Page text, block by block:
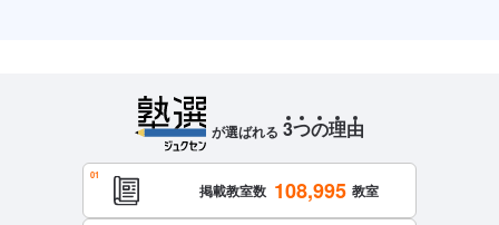
が選ばれる 3つの理由
掲載教室数 108,995 教室